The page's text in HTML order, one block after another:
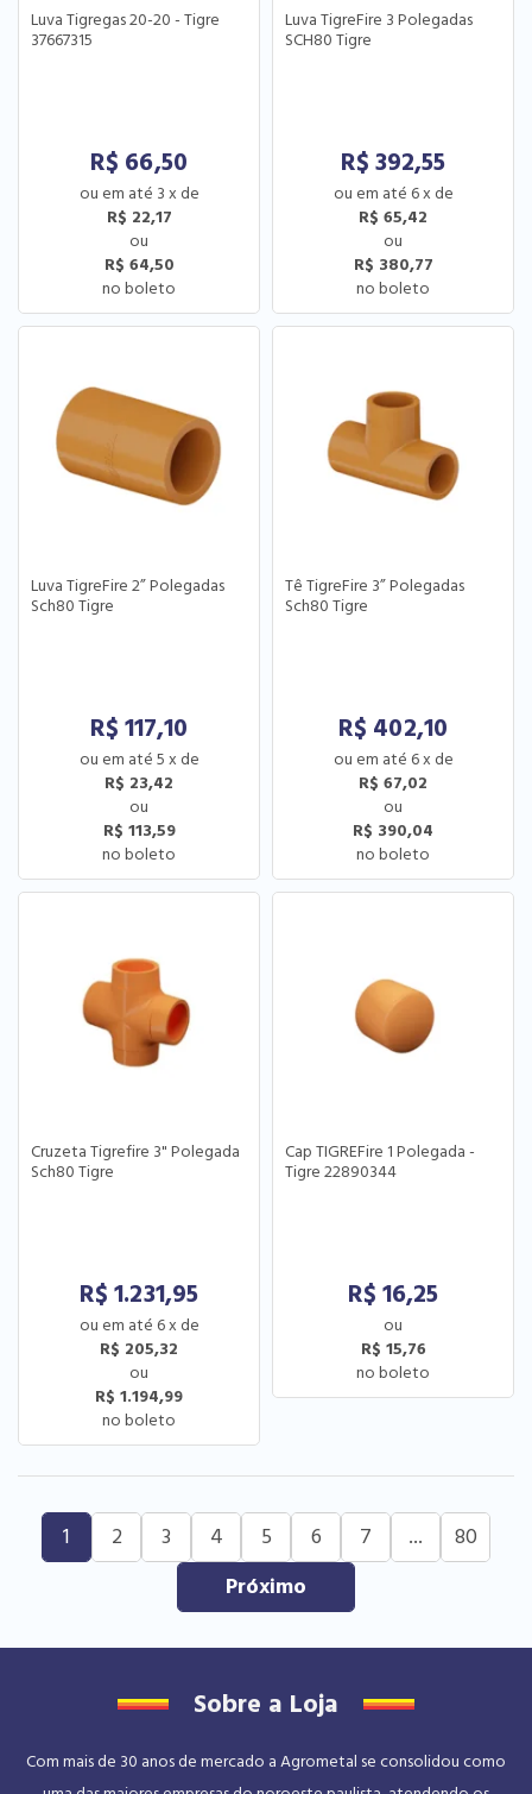
Luva Tigregas 20-20 - Tigre
37667315
R$ 66,50
3 x de
R$ 22,17
R$ 64,50
Luva TigreFire 3 Polegadas
SCH80 Tigre
R$ 392,55
6x de
R$ 65,42
R$ 380,77
Luva TigreFire 2” Polegadas
Sch80 Tigre
R$ 117,10
5 x de
R$ 23,42
R$ 113,59
Tê TigreFire 3” Polegadas
Sch80 Tigre
R$ 402,10
6x de
R$ 67,02
R$ 390,04
Cruzeta Tigrefire 3" Polegada
Sch80 Tigre
R$ 1.231,95
6x de
R$ 205,32
R$ 1.194,99
Cap TIGREFire 1 Polegada -
Tigre 22890344
R$ 16,25
R$ 15,76
1 2 3 4 5 6 7 ... 80
Sobre a Loja
Com mais de 30 anos de mercado a Agrometal se consolidou como